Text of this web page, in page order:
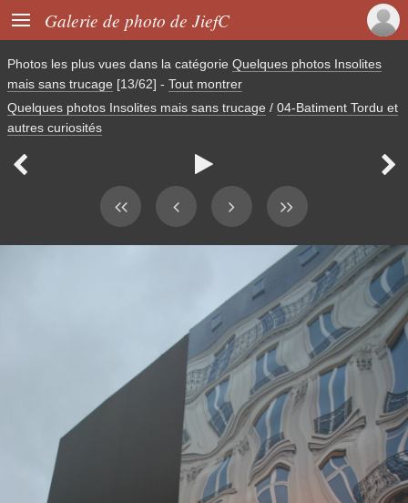
 Galerie de photo de JiefC
Photos les plus vues dans la catégorie Quelques photos Insolites
mais sans trucage [13/62] - Tout montrer
Quelques photos Insolites mais sans trucage / 04-Batiment Tordu et
autres curiosités
  